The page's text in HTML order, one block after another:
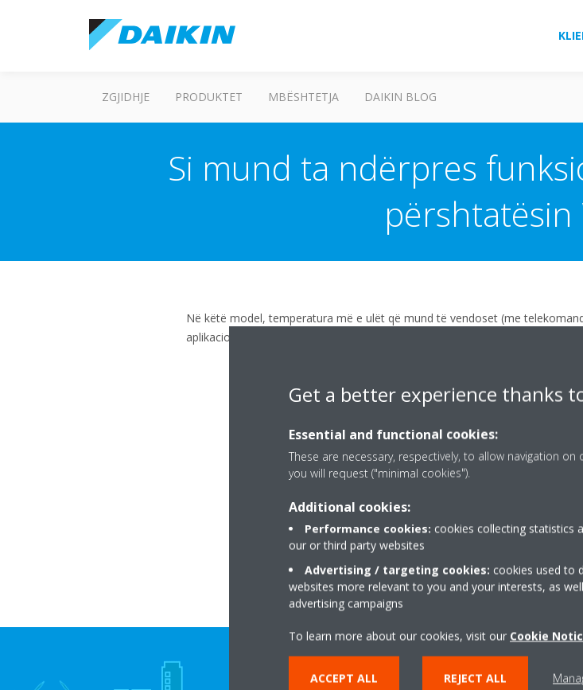
ZGJIDHJE PRODUKTET MBËSHTETJA DAIKIN BLOG
Si mund ta ndërpres
përshtatësin
Në këtë model, temperatura më e ulët që mund të vendoset (me
aplikacionin për smartphone) është 14°C.
Get a better experience thanks
Essential and functional cookies:
These are necessary, respectively, to allow navigation
you will request ("minimal cookies").
Additional cookies:
Performance cookies: cookies collecting statistics
our or third party websites
Advertising / targeting cookies: cookies used to
websites more relevant to you and your interests, as
advertising campaigns
To learn more about our cookies, visit our Cookie
ACCEPT ALL REJECT ALL